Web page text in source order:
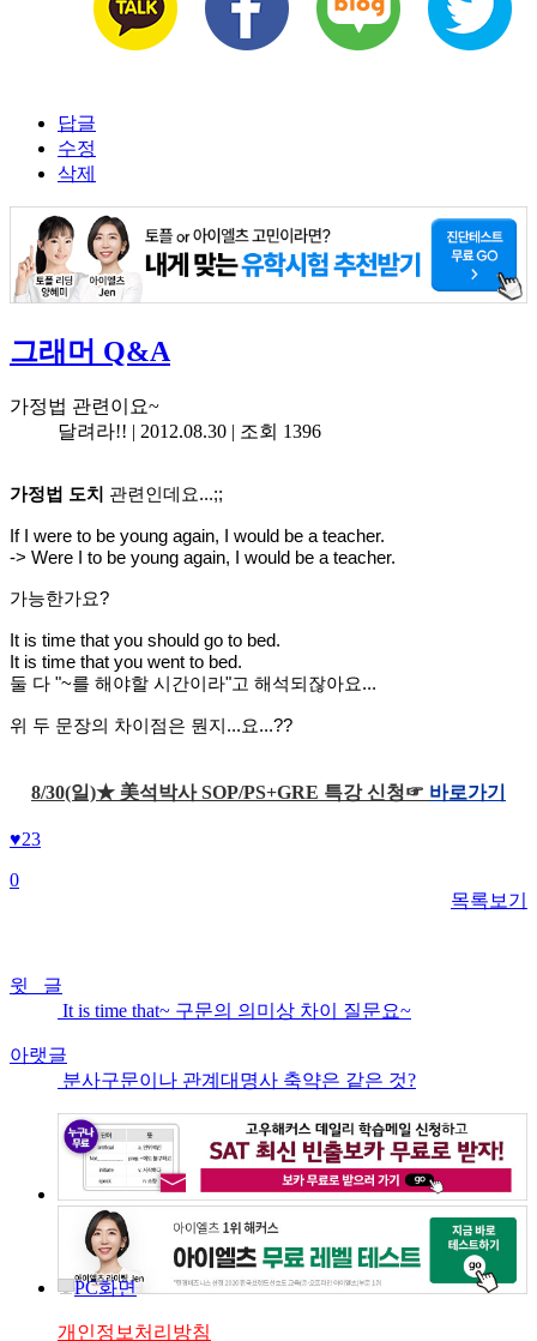
답글
수정
삭제
그래머 Q&A
가정법 관련이요~
달려라!! | 2012.08.30 | 조회 1396
가정법 도치 관련인데요...;;
If I were to be young again, I would be a teacher.
-> Were I to be young again, I would be a teacher.
가능한가요?
It is time that you should go to bed.
It is time that you went to bed.
둘 다 "~를 해야할 시간이라"고 해석되잖아요...
위 두 문장의 차이점은 뭔지...요...??
8/30(일)★ 美석박사 SOP/PS+GRE 특강 신청☞ 바로가기
♥23
목록보기
0
윗 글
It is time that~ 구문의 의미상 차이 질문요~
아랫글
분사구문이나 관계대명사 축약은 같은 것?
PC화면
개인정보처리방침